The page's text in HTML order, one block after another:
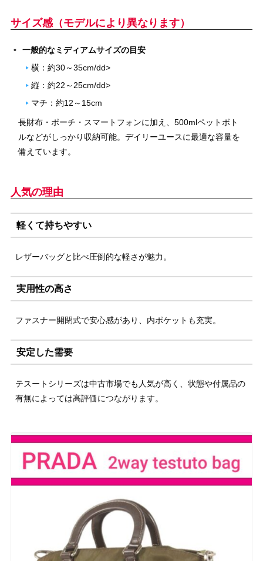
サイズ感（モデルにより異なります）
一般的なミディアムサイズの目安
横：約30～35cm/dd>
縦：約22～25cm/dd>
マチ：約12～15cm
長財布・ポーチ・スマートフォンに加え、500mlペットボト
ルなどがしっかり収納可能。デイリーユースに最適な容量を
備えています。
人気の理由
軽くて持ちやすい
レザーバッグと比べ圧倒的な軽さが魅力。
実用性の高さ
ファスナー開閉式で安心感があり、内ポケットも充実。
安定した需要
テスートシリーズは中古市場でも人気が高く、状態や付属品の
有無によっては高評価につながります。